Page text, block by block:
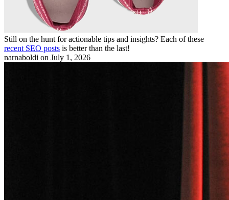
Still on the hunt for actionable tips and insights? Each of these
recent SEO posts is better than the last!
narnaboldi on July 1, 2026